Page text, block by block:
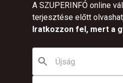
A SZUPERINFÓ online
terjesztése előtt
Iratkozzon fel, mert a